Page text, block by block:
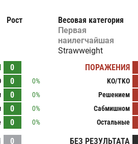
Рост
Весовая категория
Первая
наилегчайшая
Strawweight
0
0
0%
0
0%
0
0%
0 0%
ПОРАЖЕНИЯ
KO/TKO
Решением
Сабмишном
Остальные
0 БЕЗ РЕЗУЛЬТАТА